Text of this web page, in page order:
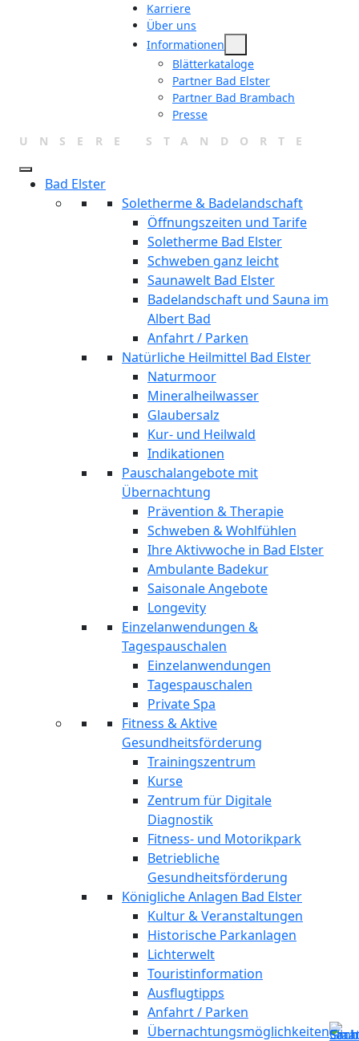
Karriere
Über uns
Informationen
Blätterkataloge
Partner Bad Elster
Partner Bad Brambach
Presse
UNSERE STANDORTE
Bad Elster
Soletherme & Badelandschaft
Öffnungszeiten und Tarife
Soletherme Bad Elster
Schweben ganz leicht
Saunawelt Bad Elster
Badelandschaft und Sauna im
Albert Bad
Anfahrt / Parken
Natürliche Heilmittel Bad Elster
Naturmoor
Mineralheilwasser
Glaubersalz
Kur- und Heilwald
Indikationen
Pauschalangebote mit
Übernachtung
Prävention & Therapie
Schweben & Wohlfühlen
Ihre Aktivwoche in Bad Elster
Ambulante Badekur
Saisonale Angebote
Longevity
Einzelanwendungen &
Tagespauschalen
Einzelanwendungen
Tagespauschalen
Private Spa
Fitness & Aktive
Gesundheitsförderung
Trainingszentrum
Kurse
Zentrum für Digitale
Diagnostik
Fitness- und Motorikpark
Betriebliche
Gesundheitsförderung
Königliche Anlagen Bad Elster
Kultur & Veranstaltungen
Historische Parkanlagen
Lichterwelt
Touristinformation
Ausflugtipps
Anfahrt / Parken
Übernachtungsmöglichkeiten